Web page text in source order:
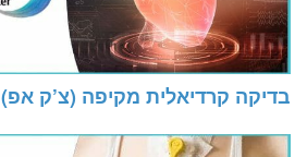
בדיקה קרדיאלית מקיפה (צ’ק אפ)